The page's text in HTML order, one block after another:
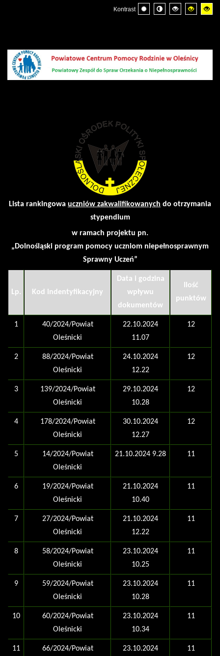
Kontrast
Lista rankingowa uczniów zakwalifikowanych do otrzymania
stypendium
w ramach projektu pn.
„Dolnośląski program pomocy uczniom niepełnosprawnym
Sprawny Uczeń”
Lp. Kod indentyfikacyjny
Data i godzina
wpływu
dokumentów
Ilość
punktów
1
40/2024/Powiat
Oleśnicki
22.10.2024
11.07
12
2
88/2024/Powiat
Oleśnicki
24.10.2024
12.22
12
3
139/2024/Powiat
Oleśnicki
29.10.2024
10.28
12
4
178/2024/Powiat
Oleśnicki
30.10.2024
12.27
12
5
14/2024/Powiat
Oleśnicki
21.10.2024 9.28 11
6
19/2024/Powiat
Oleśnicki
21.10.2024
10.40
11
7
27/2024/Powiat
Oleśnicki
21.10.2024
12.22
11
8
58/2024/Powiat
Oleśnicki
23.10.2024
10.25
11
9
59/2024/Powiat
Oleśnicki
23.10.2024
10.28
11
10
60/2024/Powiat
Oleśnicki
23.10.2024
10.34
11
11
66/2024/Powiat
23.10.2024
11